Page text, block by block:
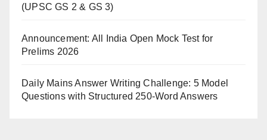
(UPSC GS 2 & GS 3)
Announcement: All India Open Mock Test for
Prelims 2026
Daily Mains Answer Writing Challenge: 5 Model
Questions with Structured 250-Word Answers